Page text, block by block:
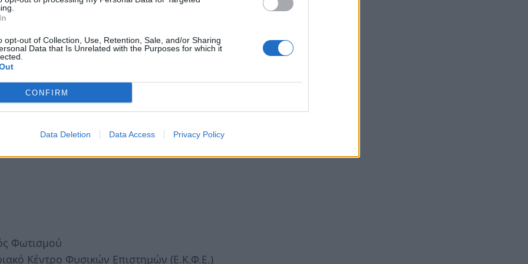
opt-out of Collection, Use, Retention, Sale, and/or Sharing
Data that Is Unrelated with the Purposes for which it
CONFIRM
Data Deletion Data Access Privacy Policy
& αφαιρετική ανάμιξη χρωμάτων,
ζωγραφική και στον φωτισμό και
Φωτισμού
Κέντρο Φυσικών Επιστημών (Ε.Κ.Φ.Ε.)